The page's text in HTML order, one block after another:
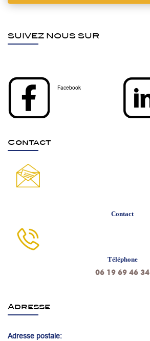
SUIVEZ NOUS SUR
Facebook
Contact
Contact
Téléphone
06 19 69 46 34
Adresse
Adresse postale: